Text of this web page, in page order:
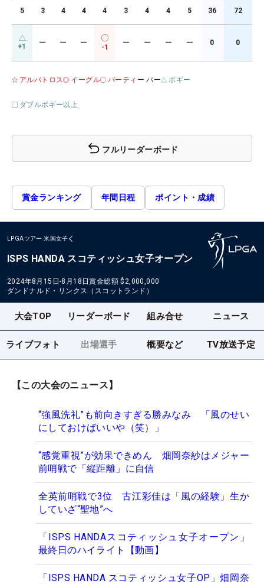
5 3 4 4 4 3 4 4 5 36 72
+1 ー ー ー
-1
ー ー ー ー 0 0
アルバトロス イーグル バーティ ー パー ボギー
ダブルボギー以上
フルリーダーボード
賞金ランキング 年間日程 ポイント・成績
LPGAツアー 米国女子
ISPS HANDA スコティッシュ女子オープン
2024年8月15日-8月18日賞金総額 $2,000,000
ダンドナルド・リンクス（スコットランド）
大会TOP リーダーボード 組み合せ ニュース
ライブフォト 出場選手 概要など TV放送予定
【この大会のニュース】
“強風洗礼”も前向きすぎる勝みなみ 「風のせい
にしておけばいいや（笑）」
“感覚重視”が効果できめん 畑岡奈紗はメジャー
前哨戦で「縦距離」に自信
全英前哨戦で3位 古江彩佳は「風の経験」生か
していざ“聖地”へ
「ISPS HANDAスコティッシュ女子オープン」
最終日のハイライト【動画】
「ISPS HANDA スコティッシュ女子OP」畑岡奈